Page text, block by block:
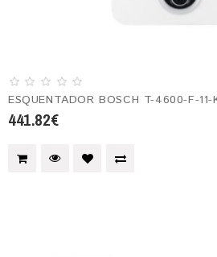
ESQUENTADOR BOSCH T-4600-F-
441.82€